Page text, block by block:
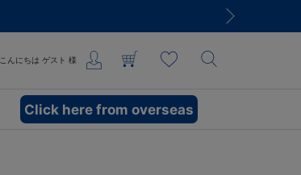
こんにちは ゲスト 様
Click here from overseas